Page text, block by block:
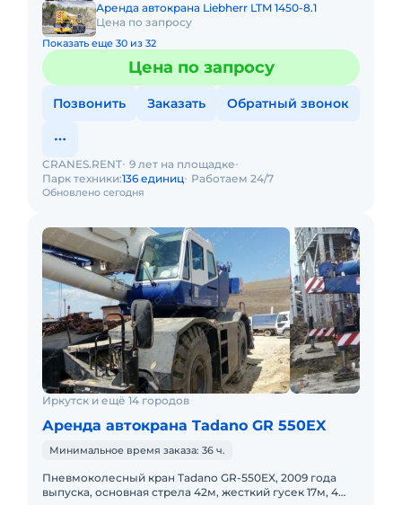
Аренда автокрана Liebherr LTM 1450-8.1
Цена по запросу
Показать еще 30 из 32
Цена по запросу
Позвонить Заказать Обратный звонок
Обновлено сегодня
CRANES.RENT 9 лет на площадке
Парк техники:136 единиц Работаем 24/7
Иркутск и ещё 14 городов
Аренда автокрана Tadano GR 550EX
Минимальное время заказа: 36 ч.
Пневмоколесный кран Tadano GR-550EX, 2009 года
выпуска, основная стрела 42м, жесткий гусек 17м, 4